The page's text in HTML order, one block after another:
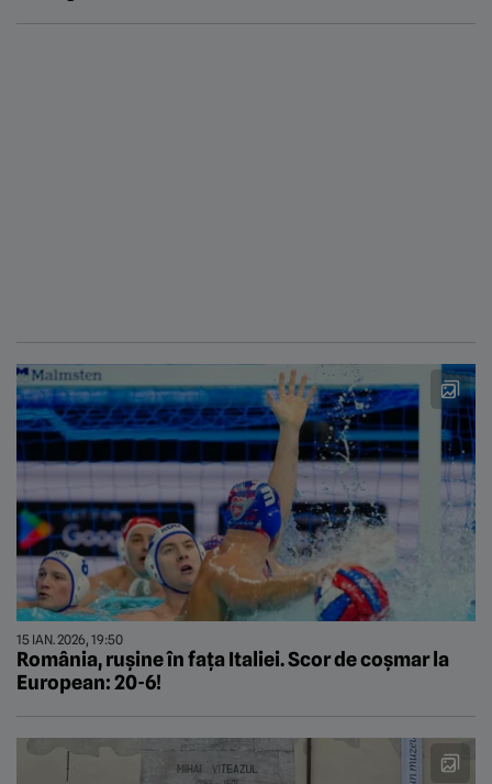
15 IAN. 2026, 19:50
România, rușine în fața Italiei. Scor de coșmar la
European: 20-6!